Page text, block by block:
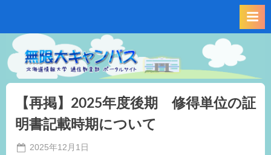
content
【再掲】2025年度後期 修得単位の証
明書記載時期について
Posted
2025年12月1日